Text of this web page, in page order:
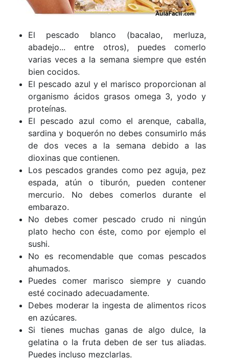
El pescado blanco (bacalao, merluza,
abadejo... entre otros), puedes comerlo
varias veces a la semana siempre que estén
bien cocidos.
El pescado azul y el marisco proporcionan al
organismo ácidos grasos omega 3, yodo y
proteínas.
El pescado azul como el arenque, caballa,
sardina y boquerón no debes consumirlo más
de dos veces a la semana debido a las
dioxinas que contienen.
Los pescados grandes como pez aguja, pez
espada, atún o tiburón, pueden contener
mercurio. No debes comerlos durante el
embarazo.
No debes comer pescado crudo ni ningún
plato hecho con éste, como por ejemplo el
sushi.
No es recomendable que comas pescados
ahumados.
Puedes comer marisco siempre y cuando
esté cocinado adecuadamente.
Debes moderar la ingesta de alimentos ricos
en azúcares.
Si tienes muchas ganas de algo dulce, la
gelatina o la fruta deben de ser tus aliadas.
Puedes incluso mezclarlas.